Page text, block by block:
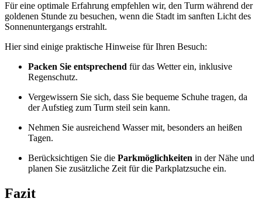
Für eine optimale Erfahrung empfehlen wir, den Turm während der
goldenen Stunde zu besuchen, wenn die Stadt im sanften Licht des
Sonnenuntergangs erstrahlt.
Hier sind einige praktische Hinweise für Ihren Besuch:
Packen Sie entsprechend für das Wetter ein, inklusive
Regenschutz.
Vergewissern Sie sich, dass Sie bequeme Schuhe tragen, da
der Aufstieg zum Turm steil sein kann.
Nehmen Sie ausreichend Wasser mit, besonders an heißen
Tagen.
Berücksichtigen Sie die Parkmöglichkeiten in der Nähe und
planen Sie zusätzliche Zeit für die Parkplatzsuche ein.
Fazit